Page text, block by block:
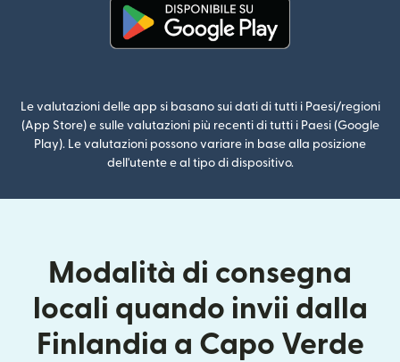
Le valutazioni delle app si basano sui dati di tutti i Paesi/regioni
(App Store) e sulle valutazioni più recenti di tutti i Paesi (Google
Play). Le valutazioni possono variare in base alla posizione
dell'utente e al tipo di dispositivo.
Modalità di consegna
locali quando invii dalla
Finlandia a Capo Verde